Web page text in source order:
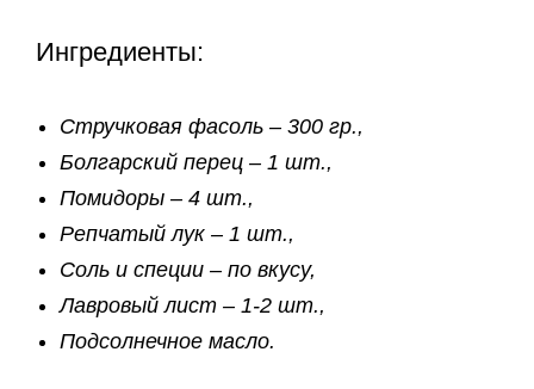
Ингредиенты:
Стручковая фасоль – 300 гр.,
Болгарский перец – 1 шт.,
Помидоры – 4 шт.,
Репчатый лук – 1 шт.,
Соль и специи – по вкусу,
Лавровый лист – 1-2 шт.,
Подсолнечное масло.